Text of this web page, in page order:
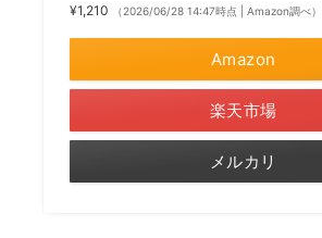
¥1,210 （2026/06/28 14:47時点 | Amazon調べ）
Amazon
楽天市場
メルカリ